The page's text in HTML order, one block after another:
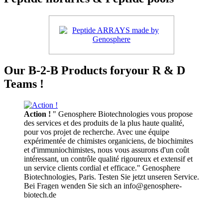
Our B-2-B Products foryour R & D
Teams !
Action ! " Genosphere Biotechnologies vous propose
des services et des produits de la plus haute qualité,
pour vos projet de recherche. Avec une équipe
expérimentée de chimistes organiciens, de biochimites
et d'immuniochimistes, nous vous assurons d'un coût
intéressant, un contrôle qualité rigoureux et extensif et
un service clients cordial et efficace." Genosphere
Biotechnologies, Paris. Testen Sie jetzt unseren Service.
Bei Fragen wenden Sie sich an info@genosphere-
biotech.de